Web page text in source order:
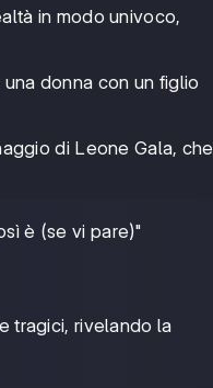
in modo univoco,
donna con un figlio
di Leone Gala, che
è (se vi pare)"
tragici, rivelando la